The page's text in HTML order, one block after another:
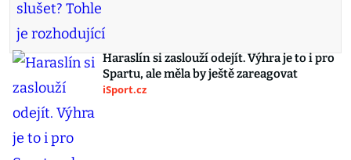
Haraslín si zaslouží odejít. Výhra je to i pro
Spartu, ale měla by ještě zareagovat
iSport.cz